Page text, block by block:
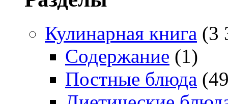
Кулинарная книга (3
Содержание (1)
Постные блюда